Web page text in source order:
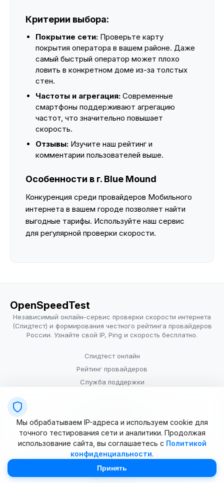
Критерии выбора:
Покрытие сети: Проверьте карту
покрытия оператора в вашем районе. Даже
самый быстрый оператор может плохо
ловить в конкретном доме из-за толстых
стен.
Частоты и агрегация: Современные
смартфоны поддерживают агрегацию
частот, что значительно повышает
скорость.
Отзывы: Изучите наш рейтинг и
комментарии пользователей выше.
Особенности в г. Blue Mound
Конкуренция среди провайдеров Мобильного
интернета в вашем городе позволяет найти
выгодные тарифы. Используйте наш сервис
для регулярной проверки скорости.
OpenSpeedTest
Независимый онлайн-сервис проверки скорости интернета
(Спидтест) и формирования честного рейтинга провайдеров
России. Узнайте свой IP, Ping и скорость бесплатно.
Спидтест онлайн
Рейтинг провайдеров
Служба поддержки
Условия использования
© 2025–2026 OpenSpeedTest (ИП Долматова В.В.). Все права
Мы обрабатываем IP-адреса и используем cookie для
точного тестирования сети и аналитики. Продолжая
использование сайта, вы соглашаетесь с Политикой
конфиденциальности.
Принять